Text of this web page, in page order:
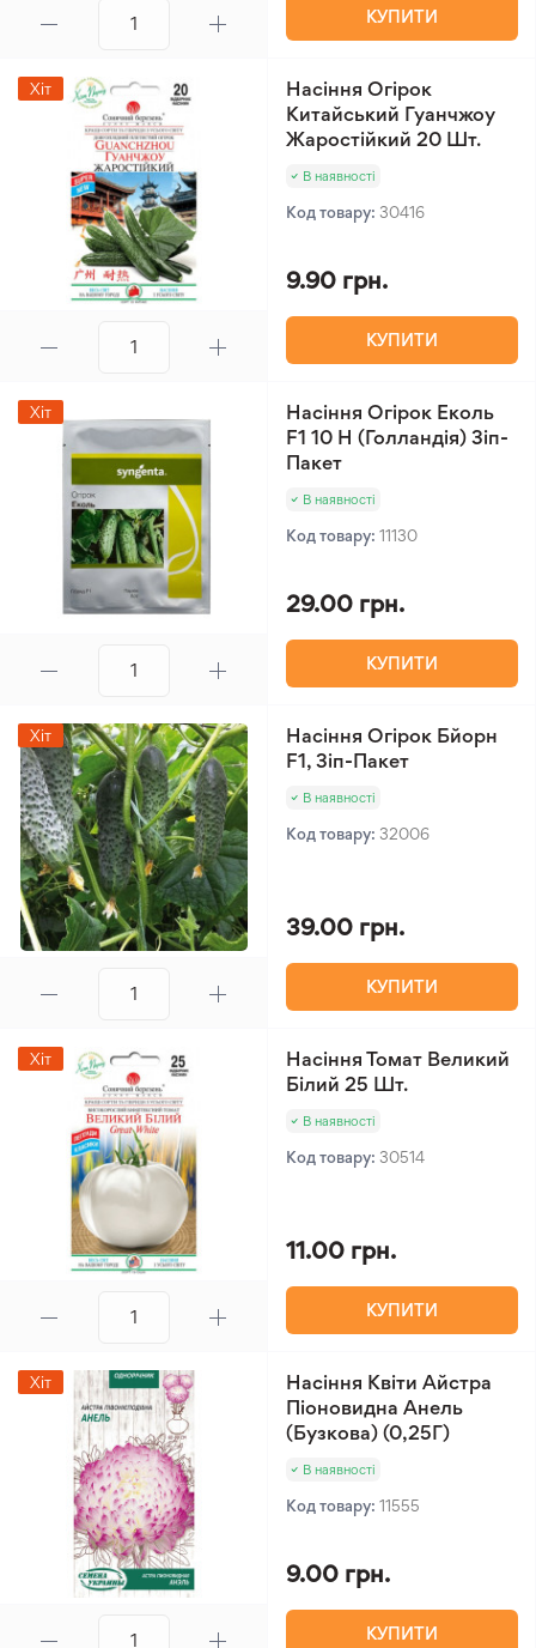
КУПИТИ
Хіт
Насіння Огірок
Китайський Гуанчжоу
Жаростійкий 20 Шт.
В наявності
Код товару: 30416
9.90 грн.
КУПИТИ
Хіт
Насіння Огірок Еколь
F1 10 Н (Голландія) Зіп-
Пакет
В наявності
Код товару: 11130
29.00 грн.
КУПИТИ
Хіт
Насіння Огірок Бйорн
F1, Зіп-Пакет
В наявності
Код товару: 32006
39.00 грн.
КУПИТИ
Хіт
Насіння Томат Великий
Білий 25 Шт.
В наявності
Код товару: 30514
11.00 грн.
КУПИТИ
Хіт
Насіння Квіти Айстра
Піоновидна Анель
(Бузкова) (0,25Г)
В наявності
Код товару: 11555
9.00 грн.
КУПИТИ